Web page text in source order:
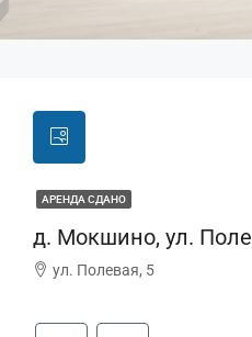
АРЕНДА СДАНО
д. Мокшино, ул.
ул. Полевая, 5